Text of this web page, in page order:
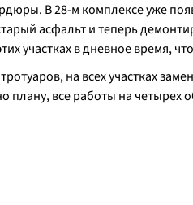
В 28-м комплексе уже
асфальт и теперь
участках в дневное время,
на всех участках
плану, все работы на